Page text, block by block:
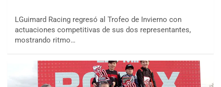
LGuimard Racing regresó al Trofeo de Invierno con
actuaciones competitivas de sus dos representantes,
mostrando ritmo…